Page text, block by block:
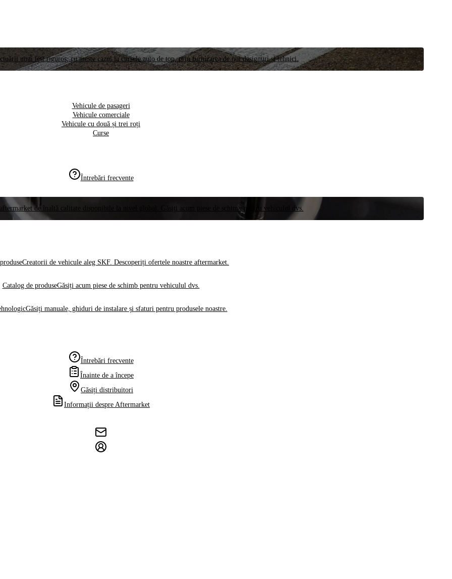
unui test riguros, cu meste cazul la cursele auto de top, prin furnizarea de noi designuri și tehnici.
Vehicule de pasageri
Vehicule comerciale
Vehicule cu două și trei roți
Curse
Întrebări frecvente
de înaltă calitate disponibile la nivel global. Găsiți acum piese de schimb pentru vehiculul dvs.
Creatorii de vehicule aleg SKF. Descoperiți ofertele noastre aftermarket.
Catalog de produseGăsiți acum piese de schimb pentru vehiculul dvs.
Găsiți manuale, ghiduri de instalare și sfaturi pentru produsele noastre.
Întrebări frecvente
Înainte de a începe
Găsiți distribuitori
Informații despre Aftermarket